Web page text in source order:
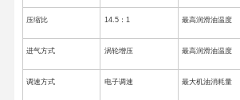
压缩比 14.5：1 最高润滑油温度
进气方式 涡轮增压 最高润滑油温度
调速方式 电子调速 最大机油消耗量